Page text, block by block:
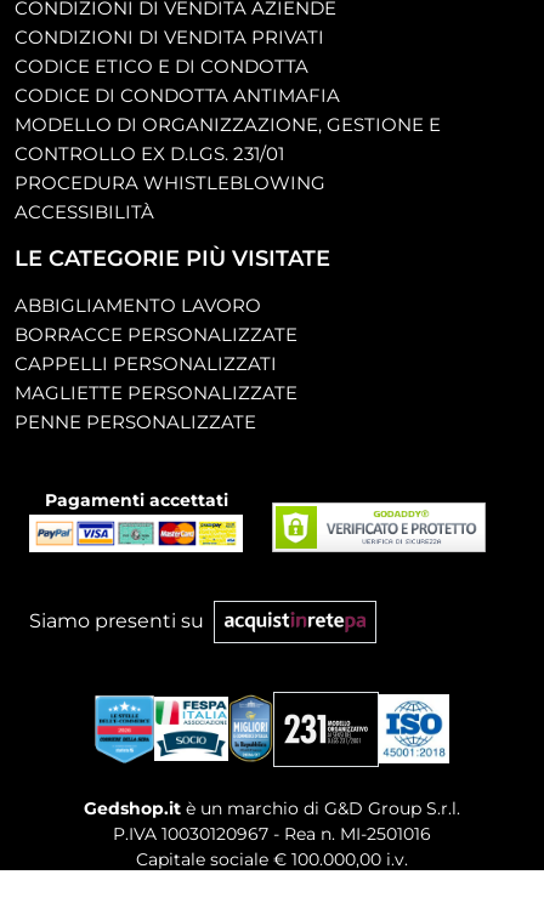
CONDIZIONI DI VENDITA AZIENDE
CONDIZIONI DI VENDITA PRIVATI
CODICE ETICO E DI CONDOTTA
CODICE DI CONDOTTA ANTIMAFIA
MODELLO DI ORGANIZZAZIONE, GESTIONE E
CONTROLLO EX D.LGS. 231/01
PROCEDURA WHISTLEBLOWING
ACCESSIBILITÀ
LE CATEGORIE PIÙ VISITATE
ABBIGLIAMENTO LAVORO
BORRACCE PERSONALIZZATE
CAPPELLI PERSONALIZZATI
MAGLIETTE PERSONALIZZATE
PENNE PERSONALIZZATE
Pagamenti accettati
Siamo presenti su
Gedshop.it è un marchio di G&D Group S.r.l.
P.IVA 10030120967 - Rea n. MI-2501016
Capitale sociale € 100.000,00 i.v.